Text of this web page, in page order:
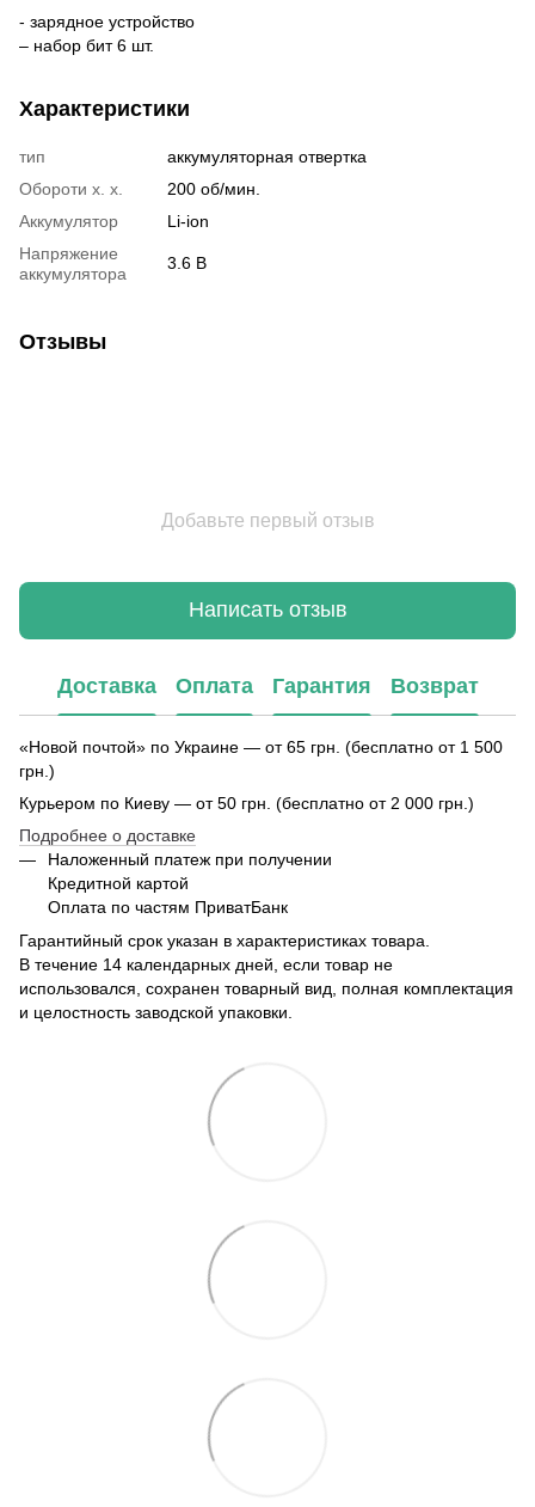
- зарядное устройство
– набор бит 6 шт.
Характеристики
тип
аккумуляторная отвертка
Обороти х. х.
200 об/мин.
Аккумулятор
Li-ion
Напряжение
аккумулятора
3.6 В
Отзывы
Добавьте первый отзыв
Написать отзыв
Доставка Оплата Гарантия Возврат
«Новой почтой» по Украине — от 65 грн. (бесплатно от 1 500
грн.)
Курьером по Киеву — от 50 грн. (бесплатно от 2 000 грн.)
Подробнее о доставке
Наложенный платеж при получении
Кредитной картой
Оплата по частям ПриватБанк
Гарантийный срок указан в характеристиках товара.
В течение 14 календарных дней, если товар не
использовался, сохранен товарный вид, полная комплектация
и целостность заводской упаковки.